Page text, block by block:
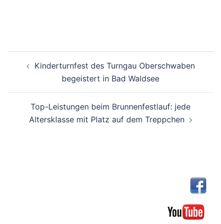
Kinderturnfest des Turngau Oberschwaben
begeistert in Bad Waldsee
Top-Leistungen beim Brunnenfestlauf: jede
Altersklasse mit Platz auf dem Treppchen